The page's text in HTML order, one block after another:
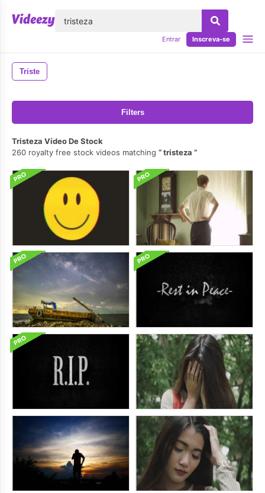
Entrar Inscreva-se
Triste
Filters
Tristeza Vídeo De Stock
260 royalty free stock videos matching
tristeza